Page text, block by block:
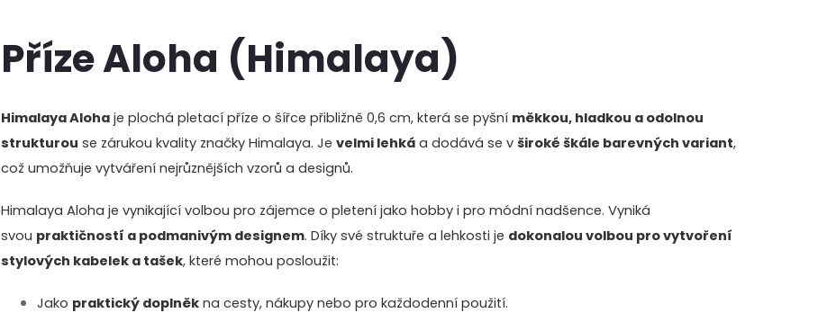
Příze Aloha (Himalaya)
Himalaya Aloha je plochá pletací příze o šířce přibližně 0,6 cm, která se pyšní měkkou, hladkou a odolnou
strukturou se zárukou kvality značky Himalaya. Je velmi lehká a dodává se v široké škále barevných variant,
což umožňuje vytváření nejrůznějších vzorů a designů.
Himalaya Aloha je vynikající volbou pro zájemce o pletení jako hobby i pro módní nadšence. Vyniká
svou praktičností a podmanivým designem. Díky své struktuře a lehkosti je dokonalou volbou pro vytvoření
stylových kabelek a tašek, které mohou posloužit:
Jako praktický doplněk na cesty, nákupy nebo pro každodenní použití.